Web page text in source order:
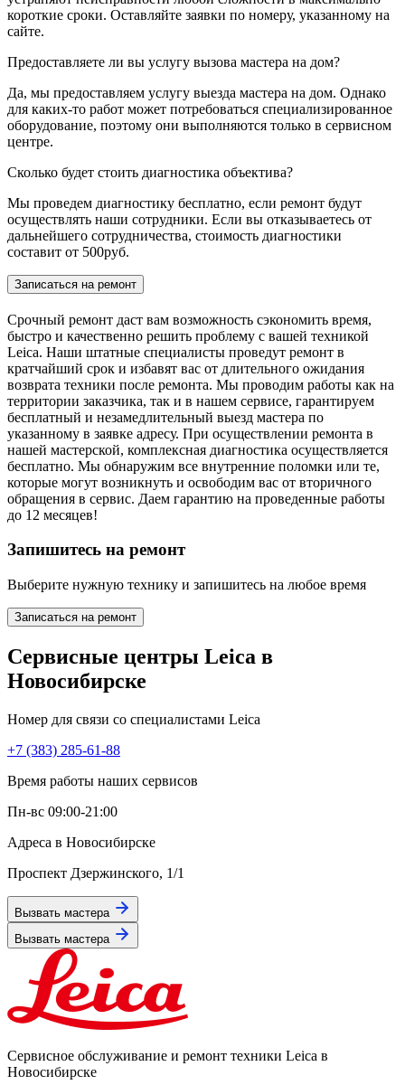
короткие сроки. Оставляйте заявки по номеру, указанному на
сайте.
Предоставляете ли вы услугу вызова мастера на дом?
Да, мы предоставляем услугу выезда мастера на дом. Однако
для каких-то работ может потребоваться специализированное
оборудование, поэтому они выполняются только в сервисном
центре.
Сколько будет стоить диагностика объектива?
Мы проведем диагностику бесплатно, если ремонт будут
осуществлять наши сотрудники. Если вы отказываетесь от
дальнейшего сотрудничества, стоимость диагностики
составит от 500руб.
Записаться на ремонт
Срочный ремонт даст вам возможность сэкономить время,
быстро и качественно решить проблему с вашей техникой
Leica. Наши штатные специалисты проведут ремонт в
кратчайший срок и избавят вас от длительного ожидания
возврата техники после ремонта. Мы проводим работы как на
территории заказчика, так и в нашем сервисе, гарантируем
бесплатный и незамедлительный выезд мастера по
указанному в заявке адресу. При осуществлении ремонта в
нашей мастерской, комплексная диагностика осуществляется
бесплатно. Мы обнаружим все внутренние поломки или те,
которые могут возникнуть и освободим вас от вторичного
обращения в сервис. Даем гарантию на проведенные работы
до 12 месяцев!
Запишитесь на ремонт
Выберите нужную технику и запишитесь на любое время
Записаться на ремонт
Сервисные центры Leica в
Новосибирске
Номер для связи со специалистами Leica
+7 (383) 285-61-88
Время работы наших сервисов
Пн-вс 09:00-21:00
Адреса в Новосибирске
Проспект Дзержинского, 1/1
Вызвать мастера
Вызвать мастера
Сервисное обслуживание и ремонт техники Leica в
Новосибирске